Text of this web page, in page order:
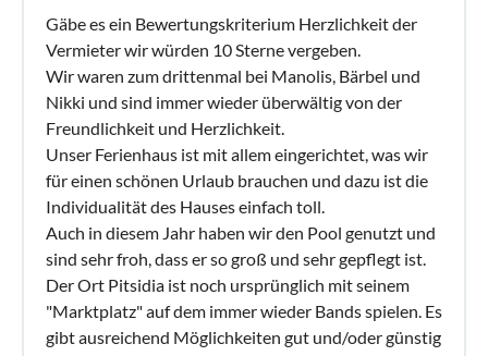
Gäbe es ein Bewertungskriterium Herzlichkeit der
Vermieter wir würden 10 Sterne vergeben.
Wir waren zum drittenmal bei Manolis, Bärbel und
Nikki und sind immer wieder überwältig von der
Freundlichkeit und Herzlichkeit.
Unser Ferienhaus ist mit allem eingerichtet, was wir
für einen schönen Urlaub brauchen und dazu ist die
Individualität des Hauses einfach toll.
Auch in diesem Jahr haben wir den Pool genutzt und
sind sehr froh, dass er so groß und sehr gepflegt ist.
Der Ort Pitsidia ist noch ursprünglich mit seinem
"Marktplatz" auf dem immer wieder Bands spielen. Es
gibt ausreichend Möglichkeiten gut und/oder günstig